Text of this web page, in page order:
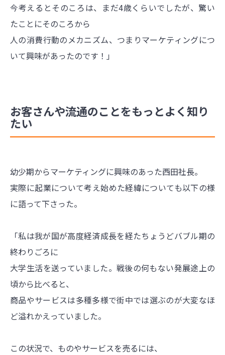
今考えるとそのころは、まだ4歳くらいでしたが、驚い
たことにそのころから
人の消費行動のメカニズム、つまりマーケティングにつ
いて興味があったのです！」
お客さんや流通のことをもっとよく知り
たい
幼少期からマーケティングに興味のあった西田社長。
実際に起業について考え始めた経緯についても以下の様
に語って下さった。
「私は我が国が高度経済成長を経たちょうどバブル期の
終わりごろに
大学生活を送っていました。戦後の何もない発展途上の
頃から比べると、
商品やサービスは多種多様で街中では選ぶのが大変なほ
ど溢れかえっていました。
この状況で、ものやサービスを売るには、